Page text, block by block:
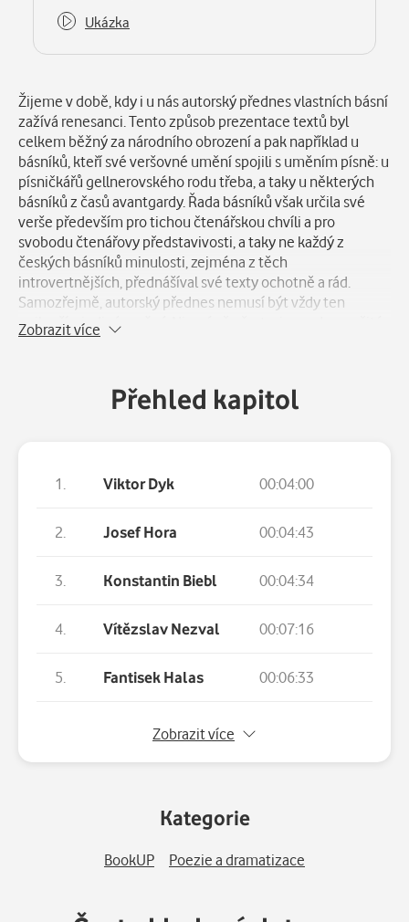
Ukázka
Popis
Žijeme v době, kdy i u nás autorský přednes vlastních básní
zažívá renesanci. Tento způsob prezentace textů byl
celkem běžný za národního obrození a pak například u
básníků, kteří své veršovné umění spojili s uměním písně: u
písničkářů gellnerovského rodu třeba, a taky u některých
básníků z časů avantgardy. Řada básníků však určila své
verše především pro tichou čtenářskou chvíli a pro
svobodu čtenářovy představivosti, a taky ne každý z
českých básníků minulosti, zejména z těch
introvertnějších, přednášíval své texty ochotně a rád.
Samozřejmě, autorský přednes nemusí být vždy ten
nejlepší a jediný možný. Nicméně přesto, i navzdory určité
dobové patině a snad trochu i pro ni, může být setkání s
Zobrazit více
Přehled kapitol
1. Viktor Dyk 00:04:00
2. Josef Hora 00:04:43
3. Konstantin Biebl 00:04:34
4. Vítězslav Nezval 00:07:16
5. Fantisek Halas 00:06:33
František Hrubin
Vladimír Holan
Jaroslav Seifert 00:06:02
Oldřich Mikulášek 00:05:18
Zobrazit více
Kategorie
BookUP Poezie a dramatizace